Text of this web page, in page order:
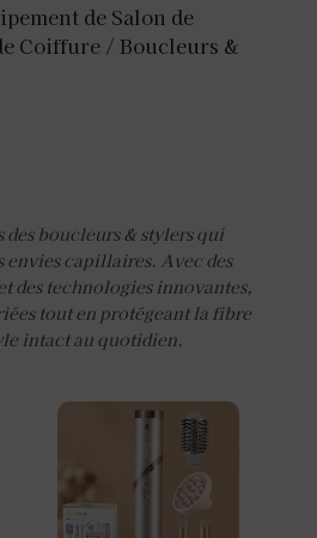
de Salon de
Coiffure / Boucleurs &
des boucleurs & stylers qui
envies capillaires. Avec des
des technologies innovantes,
tout en protégeant la fibre
intact au quotidien.